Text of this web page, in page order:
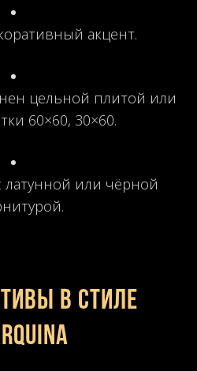
акцент.
цельной плитой или
60×60, 30×60.
латунной или чёрной
В СТИЛЕ